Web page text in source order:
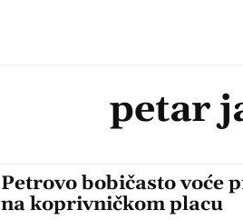
petar
Petrovo bobičasto voće
na koprivničkom placu